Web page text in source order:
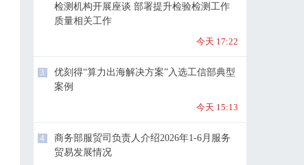
检测机构开展座谈 部署提升检验检测工作
质量相关工作
今天 17:22
3
优刻得“算力出海解决方案”入选工信部典型
案例
今天 15:13
4
商务部服贸司负责人介绍2026年1-6月服务
贸易发展情况